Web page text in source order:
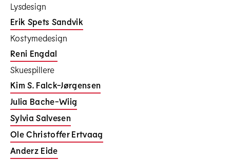
Lysdesign
Erik Spets Sandvik
Kostymedesign
Reni Engdal
Skuespillere
Kim S. Falck-Jørgensen
Julia Bache-Wiig
Sylvia Salvesen
Ole Christoffer Ertvaag
Anderz Eide